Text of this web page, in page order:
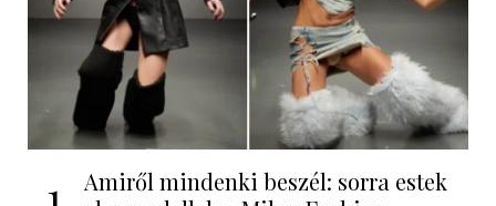
1
Amiről mindenki beszél: sorra estek